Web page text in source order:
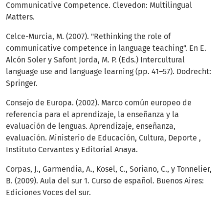
Communicative Competence. Clevedon: Multilingual
Matters.
Celce-Murcia, M. (2007). "Rethinking the role of
communicative competence in language teaching". En E.
Alcón Soler y Safont Jorda, M. P. (Eds.) Intercultural
language use and language learning (pp. 41–57). Dodrecht:
Springer.
Consejo de Europa. (2002). Marco común europeo de
referencia para el aprendizaje, la enseñanza y la
evaluación de lenguas. Aprendizaje, enseñanza,
evaluación. Ministerio de Educación, Cultura, Deporte ,
Instituto Cervantes y Editorial Anaya.
Corpas, J., Garmendia, A., Kosel, C., Soriano, C., y Tonnelier,
B. (2009). Aula del sur 1. Curso de español. Buenos Aires:
Ediciones Voces del sur.